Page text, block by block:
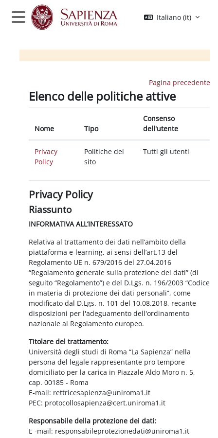
Vai al contenuto principale
Pannello laterale
Italiano ‎(it)‎
Pagina precedente
Elenco delle politiche attive
Nome Tipo
Consenso
dell'utente
Privacy
Policy
Politiche del
sito
Tutti gli utenti
Privacy Policy
Riassunto
INFORMATIVA ALL’INTERESSATO
Relativa al trattamento dei dati nell’ambito della
piattaforma e-learning, ai sensi dell’art.13 del
Regolamento UE n. 679/2016 del 27.04.2016
“Regolamento generale sulla protezione dei dati” (di
seguito “Regolamento”) e del D.Lgs. n. 196/2003 “Codice
in materia di protezione dei dati personali”, come
modificato dal D.Lgs. n. 101 del 10.08.2018, recante
disposizioni per l'adeguamento dell'ordinamento
nazionale al Regolamento europeo.
Titolare del trattamento:
Università degli studi di Roma “La Sapienza” nella
persona del legale rappresentante pro tempore
domiciliato per la carica in Piazzale Aldo Moro n. 5,
cap. 00185 - Roma
E-mail: rettricesapienza@uniroma1.it
PEC: protocollosapienza@cert.uniroma1.it
Responsabile della protezione dei dati:
E -mail: responsabileprotezionedati@uniroma1.it